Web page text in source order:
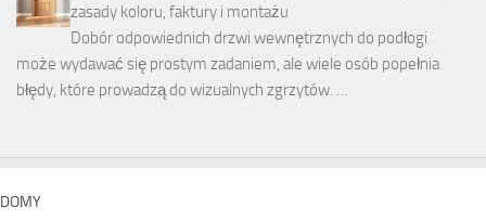
zasady koloru, faktury i montażu
Dobór odpowiednich drzwi wewnętrznych do podłogi
może wydawać się prostym zadaniem, ale wiele osób popełnia
błędy, które prowadzą do wizualnych zgrzytów. …
DOMY